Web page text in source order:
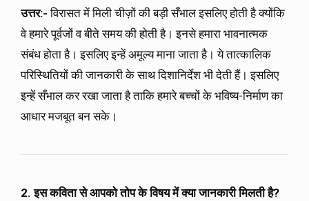
उत्तर:-विरासत में मिली चीज़ों की बड़ी सँभाल इसलिए होती है क्योंकि
वे हमारे पूर्वजों व बीते समय की होती है। इनसे हमारा भावनात्मक
संबंध होता है। इसलिए इन्हें अमूल्य माना जाता है। ये तात्कालिक
परिस्थितियों की जानकारी के साथ दिशानिर्देश भी देती हैं। इसलिए
इन्हें सँभाल कर रखा जाता है ताकि हमारे बच्चों के भविष्य-निर्माण का
आधार मजबूत बन सके।
2. इस कविता से आपको तोप के विषय में क्या जानकारी मिलती है?